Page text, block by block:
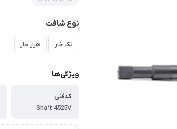
نوع شافت
تک خار هزار خار
ویژگی‌ها
کدفنی
Shaft 4525V